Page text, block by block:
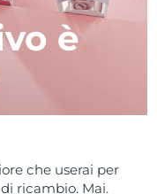
è
che userai per
ricambio. Mai.